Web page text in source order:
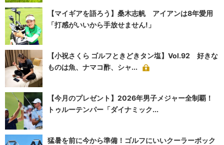
【マイギアを語ろう】桑木志帆 アイアンは8年愛用
「打感がいいから手放せません!」
【小祝さくら ゴルフときどきタン塩】Vol.92 好きな
ものは魚、ナマコ酢、シャ...
【今月のプレゼント】2026年男子メジャー全制覇！
トゥルーテンパー「ダイナミック...
猛暑を前に今から準備！ゴルフにいいクーラーボック